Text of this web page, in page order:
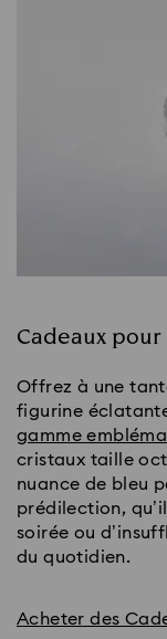
Cadeaux
Offrez à une
figurine
gamme
cristaux taille
nuance de bleu
prédilection,
soirée ou
du quotidien.
Acheter des